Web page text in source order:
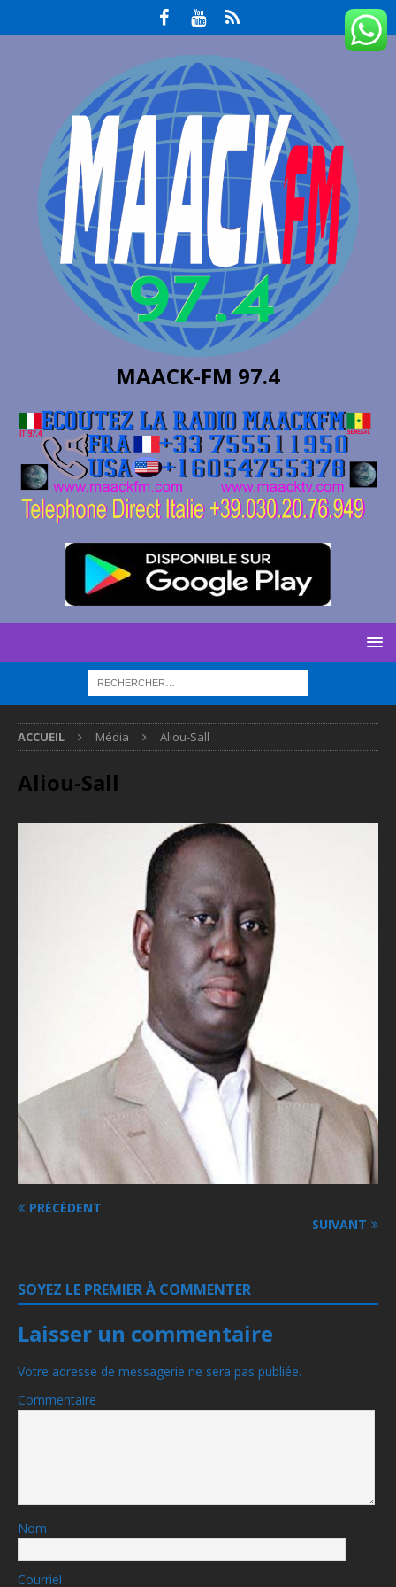
MAACK-FM 97.4
ACCUEIL Média Aliou-Sall
Aliou-Sall
PRÉCÉDENT
SUIVANT
SOYEZ LE PREMIER À COMMENTER
Laisser un commentaire
Votre adresse de messagerie ne sera pas publiée.
Commentaire
Nom
Courriel